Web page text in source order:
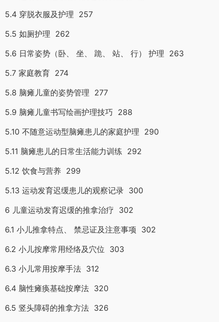
5.4 穿脱衣服及护理 257
5.5 如厕护理 262
5.6 日常姿势（卧、 坐、 跪、 站、 行） 护理 263
5.7 家庭教育 274
5.8 脑瘫儿童的姿势管理 277
5.9 脑瘫儿童书写绘画护理技巧 288
5.10 不随意运动型脑瘫患儿的家庭护理 290
5.11 脑瘫患儿的日常生活能力训练 292
5.12 饮食与营养 299
5.13 运动发育迟缓患儿的观察记录 300
6 儿童运动发育迟缓的推拿治疗 302
6.1 小儿推拿特点、 禁忌证及注意事项 302
6.2 小儿按摩常用经络及穴位 303
6.3 小儿常用按摩手法 312
6.4 脑性瘫痪基础按摩法 320
6.5 竖头障碍的推拿方法 326